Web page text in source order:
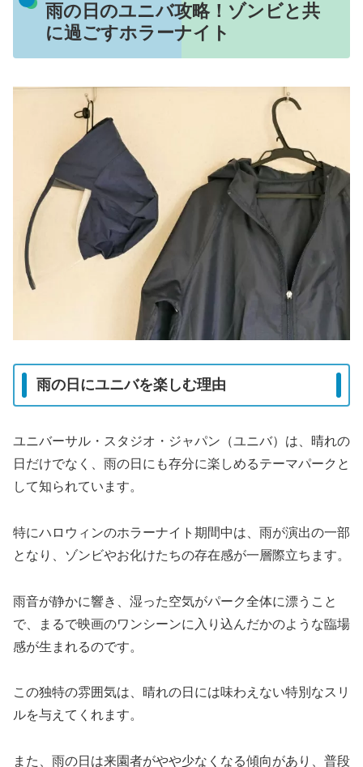
雨の日のユニバ攻略！ゾンビと共
に過ごすホラーナイト
雨の日にユニバを楽しむ理由
ユニバーサル・スタジオ・ジャパン（ユニバ）は、晴れの
日だけでなく、雨の日にも存分に楽しめるテーマパークと
して知られています。
特にハロウィンのホラーナイト期間中は、雨が演出の一部
となり、ゾンビやお化けたちの存在感が一層際立ちます。
雨音が静かに響き、湿った空気がパーク全体に漂うこと
で、まるで映画のワンシーンに入り込んだかのような臨場
感が生まれるのです。
この独特の雰囲気は、晴れの日には味わえない特別なスリ
ルを与えてくれます。
また、雨の日は来園者がやや少なくなる傾向があり、普段